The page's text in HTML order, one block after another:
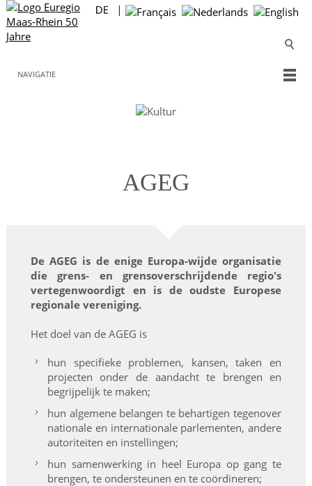
NAVIGATIE
AGEG
De AGEG is de enige Europa-wijde organisatie
die grens- en grensoverschrijdende regio's
vertegenwoordigt en is de oudste Europese
regionale vereniging.
Het doel van de AGEG is
hun specifieke problemen, kansen, taken en
projecten onder de aandacht te brengen en
begrijpelijk te maken;
hun algemene belangen te behartigen tegenover
nationale en internationale parlementen, andere
autoriteiten en instellingen;
hun samenwerking in heel Europa op gang te
brengen, te ondersteunen en te coördineren;